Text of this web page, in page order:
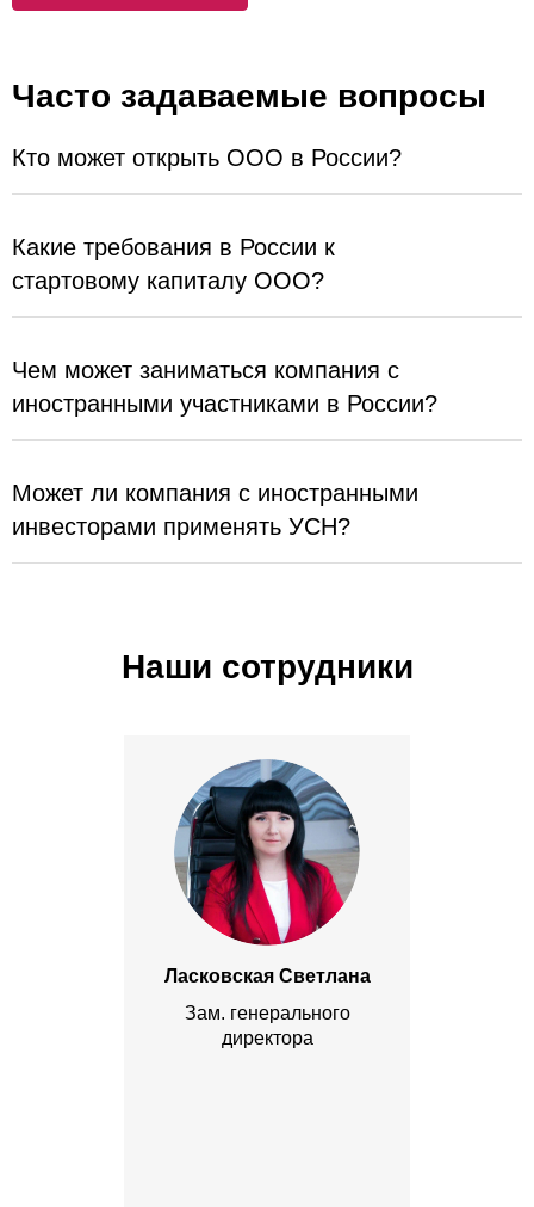
Часто задаваемые вопросы
Кто может открыть ООО в России?
Какие требования в России к
стартовому капиталу ООО?
Чем может заниматься компания с
иностранными участниками в России?
Может ли компания с иностранными
инвесторами применять УСН?
Наши сотрудники
Ласковская Светлана
Зам. генерального
директора